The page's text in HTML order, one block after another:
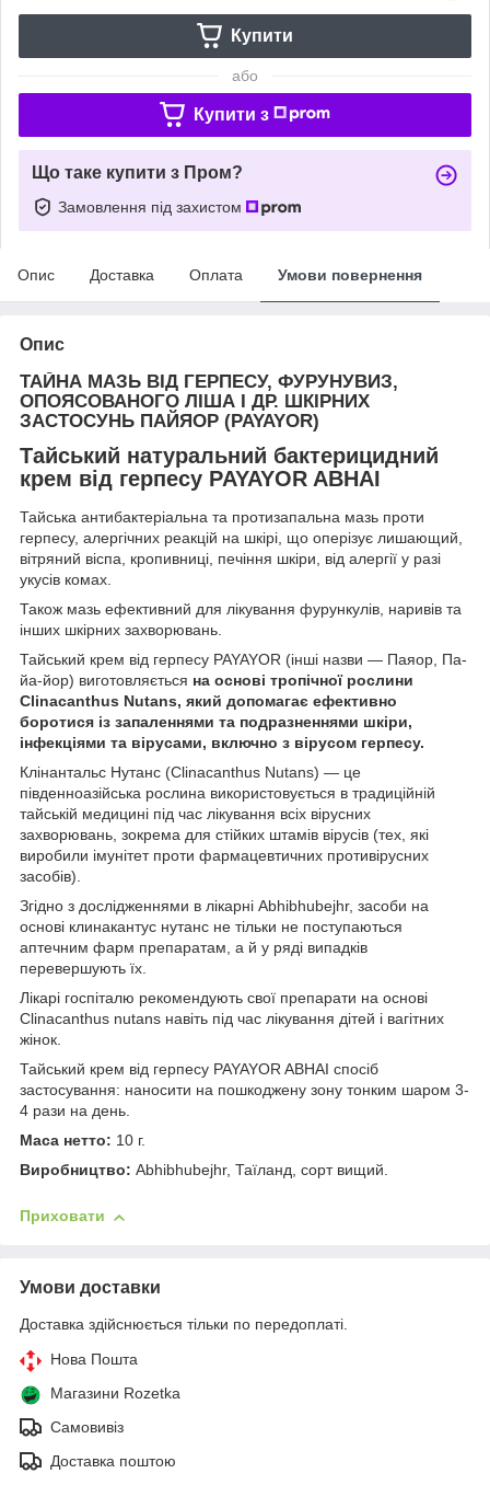
Купити
або
Купити з
Що таке купити з Пром?
Замовлення під захистом
Опис Доставка Оплата Умови повернення
Опис
ТАЙНА МАЗЬ ВІД ГЕРПЕСУ, ФУРУНУВИЗ,
ОПОЯСОВАНОГО ЛІША І ДР. ШКІРНИХ
ЗАСТОСУНЬ ПАЙЯОР (PAYAYOR)
Тайський натуральний бактерицидний
крем від герпесу PAYAYOR ABHAI
Тайська антибактеріальна та протизапальна мазь проти
герпесу, алергічних реакцій на шкірі, що оперізує лишающий,
вітряний віспа, кропивниці, печіння шкіри, від алергії у разі
укусів комах.
Також мазь ефективний для лікування фурункулів, наривів та
інших шкірних захворювань.
Тайський крем від герпесу PAYAYOR (інші назви — Паяор, Па-
йа-йор) виготовляється на основі тропічної рослини
Clinacanthus Nutans, який допомагає ефективно
боротися із запаленнями та подразненнями шкіри,
інфекціями та вірусами, включно з вірусом герпесу.
Клінантальс Нутанс (Clinacanthus Nutans) — це
південноазійська рослина використовується в традиційній
тайській медицині під час лікування всіх вірусних
захворювань, зокрема для стійких штамів вірусів (тех, які
виробили імунітет проти фармацевтичних противірусних
засобів).
Згідно з дослідженнями в лікарні Abhibhubejhr, засоби на
основі клинакантус нутанс не тільки не поступаються
аптечним фарм препаратам, а й у ряді випадків
перевершують їх.
Лікарі госпіталю рекомендують свої препарати на основі
Clinacanthus nutans навіть під час лікування дітей і вагітних
жінок.
Тайський крем від герпесу PAYAYOR ABHAI спосіб
застосування: наносити на пошкоджену зону тонким шаром 3-
4 рази на день.
Маса нетто: 10 г.
Виробництво: Abhibhubejhr, Таїланд, сорт вищий.
Приховати
Умови доставки
Доставка здійснюється тільки по передоплаті.
Нова Пошта
Магазини Rozetka
Самовивіз
Доставка поштою